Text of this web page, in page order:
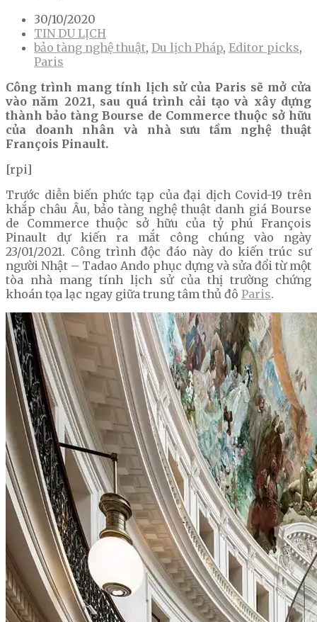
30/10/2020
TIN DU LỊCH
bảo tàng nghệ thuật, Du lịch Pháp, Editor picks,
Paris
Công trình mang tính lịch sử của Paris sẽ mở cửa
vào năm 2021, sau quá trình cải tạo và xây dựng
thành bảo tàng Bourse de Commerce thuộc sở hữu
của doanh nhân và nhà sưu tầm nghệ thuật
François Pinault.
[rpi]
Trước diễn biến phức tạp của đại dịch Covid-19 trên
khắp châu Âu, bảo tàng nghệ thuật danh giá Bourse
de Commerce thuộc sở hữu của tỷ phú François
Pinault dự kiến ra mắt công chúng vào ngày
23/01/2021. Công trình độc đáo này do kiến ​​trúc sư
người Nhật – Tadao Ando phục dựng và sửa đổi từ một
tòa nhà mang tính lịch sử của thị trường chứng
khoán tọa lạc ngay giữa trung tâm thủ đô Paris.